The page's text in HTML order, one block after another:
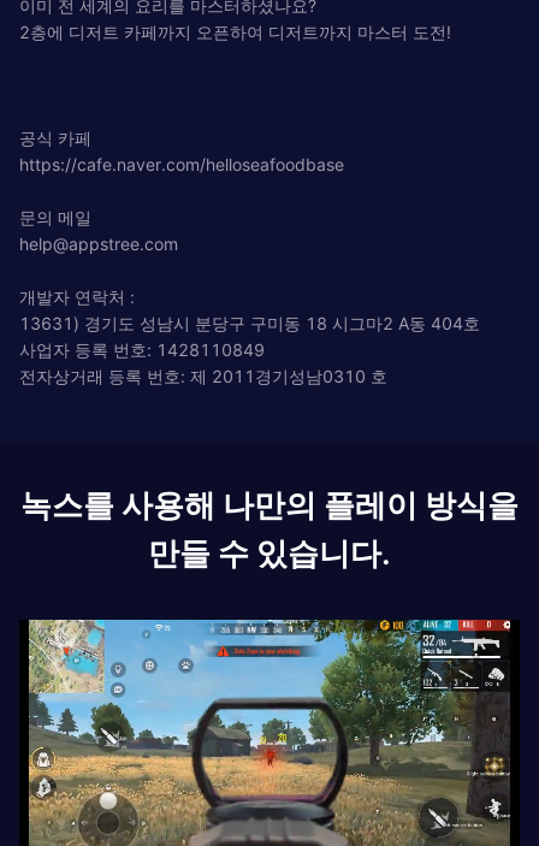
이미 전 세계의 요리를 마스터하셨나요?
2층에 디저트 카페까지 오픈하여 디저트까지 마스터 도전!
공식 카페
https://cafe.naver.com/helloseafoodbase
문의 메일
help@appstree.com
개발자 연락처 :
13631) 경기도 성남시 분당구 구미동 18 시그마2 A동 404호
사업자 등록 번호: 1428110849
전자상거래 등록 번호: 제 2011경기성남0310 호
녹스를 사용해 나만의 플레이 방식을
만들 수 있습니다.